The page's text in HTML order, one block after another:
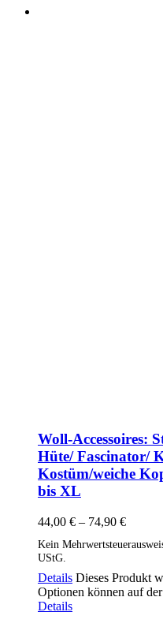
Woll-Accessoires:
Hüte/ Fascinator/
Kostüm/weiche
bis XL
44,00 € – 74,90 €
Kein
UStG.
Details Dieses Produkt
Optionen können auf
Details